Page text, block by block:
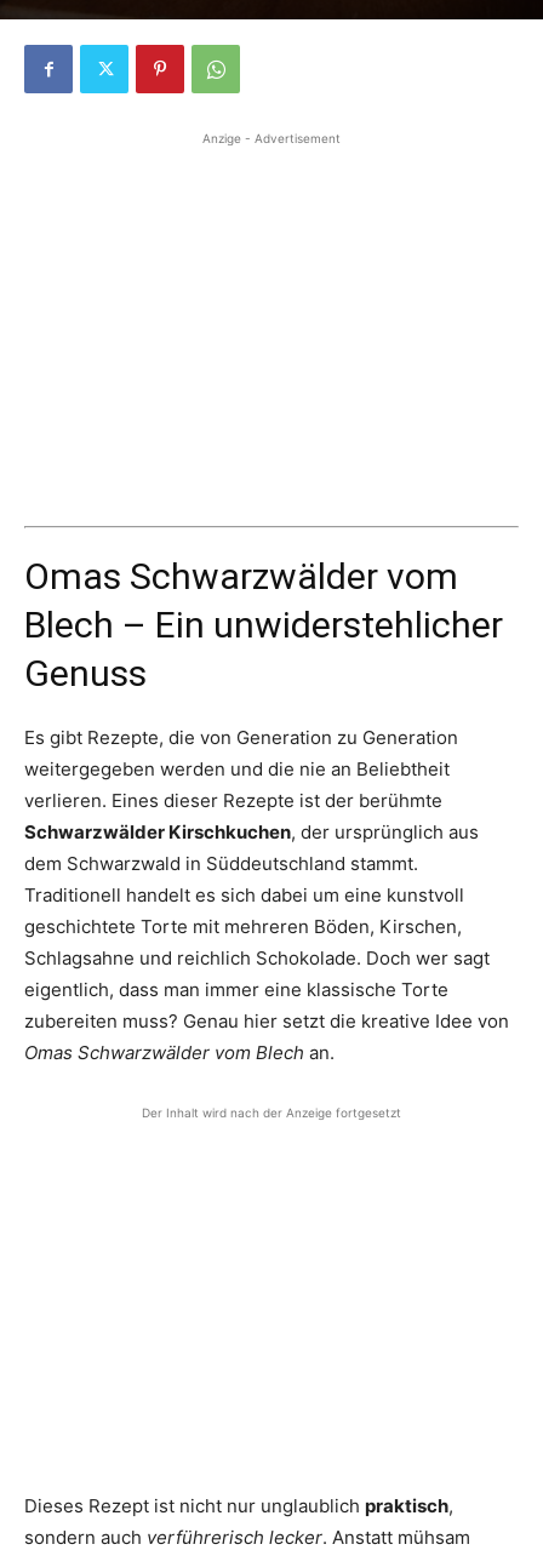
Anzige - Advertisement
Omas Schwarzwälder vom
Blech – Ein unwiderstehlicher
Genuss
Es gibt Rezepte, die von Generation zu Generation
weitergegeben werden und die nie an Beliebtheit
verlieren. Eines dieser Rezepte ist der berühmte
Schwarzwälder Kirschkuchen, der ursprünglich aus
dem Schwarzwald in Süddeutschland stammt.
Traditionell handelt es sich dabei um eine kunstvoll
geschichtete Torte mit mehreren Böden, Kirschen,
Schlagsahne und reichlich Schokolade. Doch wer sagt
eigentlich, dass man immer eine klassische Torte
zubereiten muss? Genau hier setzt die kreative Idee von
Omas Schwarzwälder vom Blech an.
Der Inhalt wird nach der Anzeige fortgesetzt
Dieses Rezept ist nicht nur unglaublich praktisch,
sondern auch verführerisch lecker. Anstatt mühsam